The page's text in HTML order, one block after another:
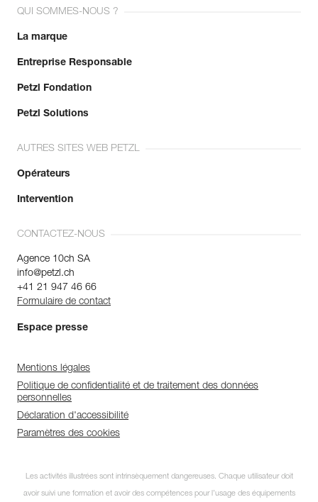
QUI SOMMES-NOUS ?
La marque
Entreprise Responsable
Petzl Fondation
Petzl Solutions
AUTRES SITES WEB PETZL
Opérateurs
Intervention
CONTACTEZ-NOUS
Agence 10ch SA
info@petzl.ch
+41 21 947 46 66
Formulaire de contact
Espace presse
Mentions légales
Politique de confidentialité et de traitement des données
personnelles
Déclaration d'accessibilité
Paramètres des cookies
Les activités illustrées sont intrinsèquement dangereuses. Chaque utilisateur doit
avoir suivi une formation et avoir des compétences pour l’usage des équipements